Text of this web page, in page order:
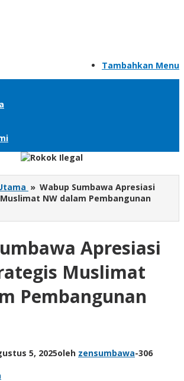
Tambahkan Menu
» Wabup Sumbawa Apresiasi
NW dalam Pembangunan
Apresiasi
Muslimat
Pembangunan
5, 2025oleh zensumbawa-306